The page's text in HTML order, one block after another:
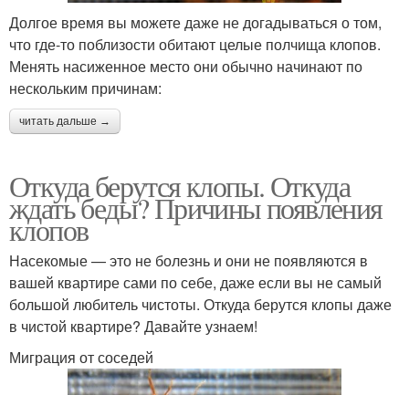
Долгое время вы можете даже не догадываться о том,
что где-то поблизости обитают целые полчища клопов.
Менять насиженное место они обычно начинают по
нескольким причинам:
читать дальше →
Откуда берутся клопы. Откуда
ждать беды? Причины появления
клопов
Насекомые — это не болезнь и они не появляются в
вашей квартире сами по себе, даже если вы не самый
большой любитель чистоты. Откуда берутся клопы даже
в чистой квартире? Давайте узнаем!
Миграция от соседей